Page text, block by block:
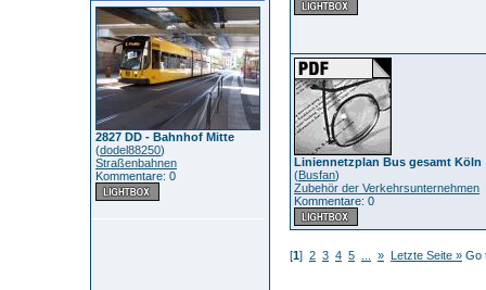
2827 DD - Bahnhof Mitte
(dodel88250)
Straßenbahnen
Kommentare: 0
Liniennetzplan Bus gesamt Köln
(Busfan)
Zubehör der Verkehrsunternehmen
Kommentare: 0
[1] 2 3 4 5 » Letzte Seite » Go